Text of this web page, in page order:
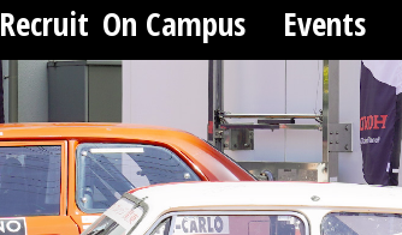
Recruit On Campus Events